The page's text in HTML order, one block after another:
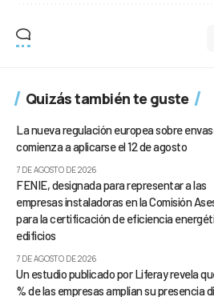
Quizás también te guste
La nueva regulación europea sobre
comienza a aplicarse el 12 de agosto
7 DE AGOSTO DE 2026
FENIE, designada para representar a las
empresas instaladoras en la Comisión
para la certificación de eficiencia
edificios
7 DE AGOSTO DE 2026
Un estudio publicado por Liferay revela
% de las empresas amplían su presencia